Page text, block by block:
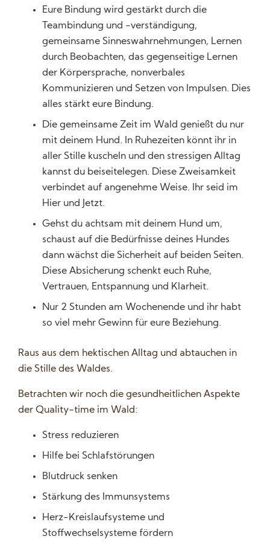
Eure Bindung wird gestärkt durch die
Teambindung und -verständigung,
gemeinsame Sinneswahrnehmungen, Lernen
durch Beobachten, das gegenseitige Lernen
der Körpersprache, nonverbales
Kommunizieren und Setzen von Impulsen. Dies
alles stärkt eure Bindung.
Die gemeinsame Zeit im Wald genießt du nur
mit deinem Hund. In Ruhezeiten könnt ihr in
aller Stille kuscheln und den stressigen Alltag
kannst du beiseitelegen. Diese Zweisamkeit
verbindet auf angenehme Weise. Ihr seid im
Hier und Jetzt.
Gehst du achtsam mit deinem Hund um,
schaust auf die Bedürfnisse deines Hundes
dann wächst die Sicherheit auf beiden Seiten.
Diese Absicherung schenkt euch Ruhe,
Vertrauen, Entspannung und Klarheit.
Nur 2 Stunden am Wochenende und ihr habt
so viel mehr Gewinn für eure Beziehung.
Raus aus dem hektischen Alltag und abtauchen in
die Stille des Waldes.
Betrachten wir noch die gesundheitlichen Aspekte
der Quality-time im Wald:
Stress reduzieren
Hilfe bei Schlafstörungen
Blutdruck senken
Stärkung des Immunsystems
Herz-Kreislaufsysteme und
Stoffwechselsysteme fördern